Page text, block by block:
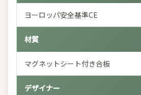
ヨーロッパ安全基準CE
材質
マグネットシート付き合板
デザイナー